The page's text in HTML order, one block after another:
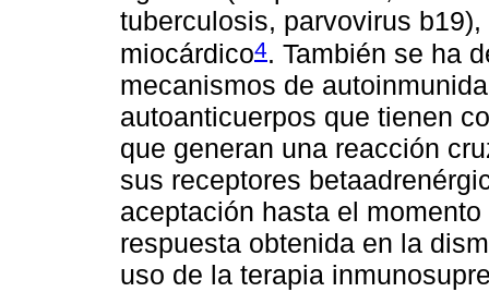
tuberculosis, parvovirus
miocárdico4. También se ha
mecanismos de
autoanticuerpos que tienen
que generan una reacción
sus receptores
aceptación hasta el
respuesta obtenida en la
uso de la terapia